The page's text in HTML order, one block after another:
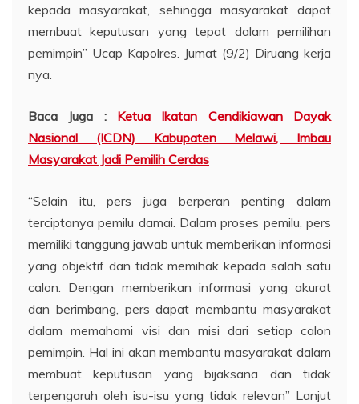
kepada masyarakat, sehingga masyarakat dapat
membuat keputusan yang tepat dalam pemilihan
pemimpin” Ucap Kapolres. Jumat (9/2) Diruang kerja
nya.
Baca Juga : Ketua Ikatan Cendikiawan Dayak
Nasional (ICDN) Kabupaten Melawi, Imbau
Masyarakat Jadi Pemilih Cerdas
“Selain itu, pers juga berperan penting dalam
terciptanya pemilu damai. Dalam proses pemilu, pers
memiliki tanggung jawab untuk memberikan informasi
yang objektif dan tidak memihak kepada salah satu
calon. Dengan memberikan informasi yang akurat
dan berimbang, pers dapat membantu masyarakat
dalam memahami visi dan misi dari setiap calon
pemimpin. Hal ini akan membantu masyarakat dalam
membuat keputusan yang bijaksana dan tidak
terpengaruh oleh isu-isu yang tidak relevan” Lanjut